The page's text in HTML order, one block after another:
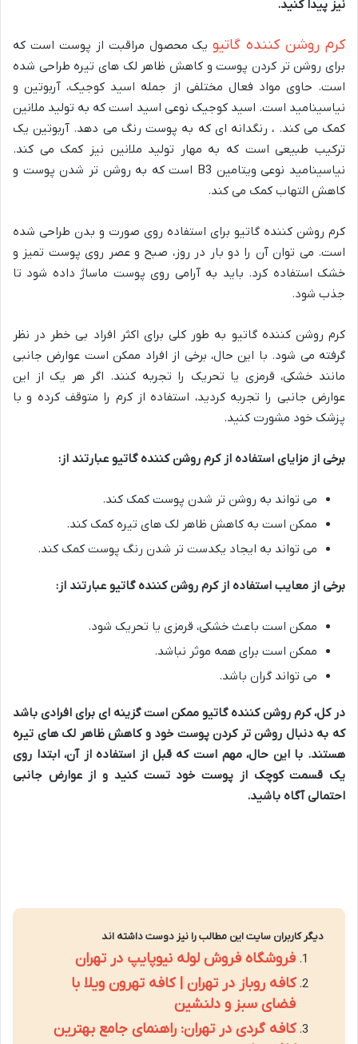
نیز پیدا کنید.
کرم روشن کننده گاتیویک محصول مراقبت از پوست است که
برای روشن تر کردن پوست و کاهش ظاهر لک های تیره طراحی شده
است. حاوی مواد فعال مختلفی از جمله اسید کوجیک، آربوتین و
نیاسینامید است. اسید کوجیک نوعی اسید است که به تولید ملانین
کمک می کند. ، رنگدانه ای که به پوست رنگ می دهد. آربوتین یک
ترکیب طبیعی است که به مهار تولید ملانین نیز کمک می کند.
نیاسینامید نوعی ویتامین B3 است که به روشن تر شدن پوست و
کاهش التهاب کمک می کند.
کرم روشن کننده گاتیو برای استفاده روی صورت و بدن طراحی شده
است. می توان آن را دو بار در روز، صبح و عصر روی پوست تمیز و
خشک استفاده کرد. باید به آرامی روی پوست ماساژ داده شود تا
جذب شود.
کرم روشن کننده گاتیو به طور کلی برای اکثر افراد بی خطر در نظر
گرفته می شود. با این حال، برخی از افراد ممکن است عوارض جانبی
مانند خشکی، قرمزی یا تحریک را تجربه کنند. اگر هر یک از این
عوارض جانبی را تجربه کردید، استفاده از کرم را متوقف کرده و با
پزشک خود مشورت کنید.
برخی از مزایای استفاده از کرم روشن کننده گاتیو عبارتند از:
می تواند به روشن تر شدن پوست کمک کند.
ممکن است به کاهش ظاهر لک های تیره کمک کند.
می تواند به ایجاد یکدست تر شدن رنگ پوست کمک کند.
برخی از معایب استفاده از کرم روشن کننده گاتیو عبارتند از:
ممکن است باعث خشکی، قرمزی یا تحریک شود.
ممکن است برای همه موثر نباشد.
می تواند گران باشد.
در کل، کرم روشن کننده گاتیو ممکن است گزینه ای برای افرادی باشد
که به دنبال روشن تر کردن پوست خود و کاهش ظاهر لک های تیره
هستند. با این حال، مهم است که قبل از استفاده از آن، ابتدا روی
یک قسمت کوچک از پوست خود تست کنید و از عوارض جانبی
احتمالی آگاه باشید.
دیگر کاربران سایت این مطالب را نیز دوست داشته اند
فروشگاه فروش لوله نیوپایپ در تهران
کافه روباز در تهران | کافه تهرون ویلا با
فضای سبز و دلنشین
کافه گردی در تهران: راهنمای جامع بهترین